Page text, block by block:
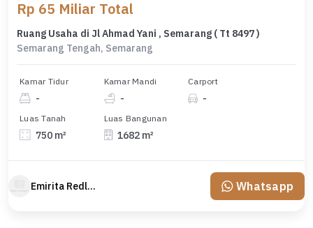
Rp 65 Miliar Total
Ruang Usaha di Jl Ahmad Yani , Semarang ( Tt 8497 )
Semarang Tengah, Semarang
Kamar Tidur
-
Kamar Mandi
-
Carport
-
Luas Tanah
750 m²
Luas Bangunan
1682 m²
Emirita Redland Whatsapp